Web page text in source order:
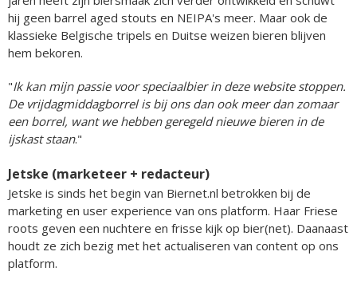
hij geen barrel aged stouts en NEIPA's meer. Maar ook de
klassieke Belgische tripels en Duitse weizen bieren blijven
hem bekoren.
"Ik kan mijn passie voor speciaalbier in deze website stoppen.
De vrijdagmiddagborrel is bij ons dan ook meer dan zomaar
een borrel, want we hebben geregeld nieuwe bieren in de
ijskast staan."
Jetske (marketeer + redacteur)
Jetske is sinds het begin van Biernet.nl betrokken bij de
marketing en user experience van ons platform. Haar Friese
roots geven een nuchtere en frisse kijk op bier(net). Daanaast
houdt ze zich bezig met het actualiseren van content op ons
platform.